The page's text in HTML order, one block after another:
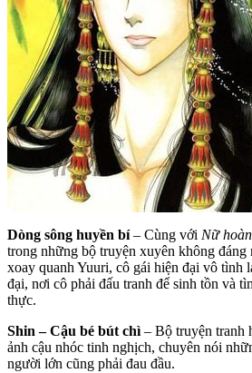
Dòng sông huyền bí– Cùng với Nữ
trong những bộ truyện xuyên không đáng
xoay quanh Yuuri, cô gái hiện đại vô tình
đại, nơi cô phải đấu tranh để sinh tồn và
thực.
Shin – Cậu bé bút chì – Bộ truyện tranh
ảnh cậu nhóc tinh nghịch, chuyên nói
người lớn cũng phải đau đầu.